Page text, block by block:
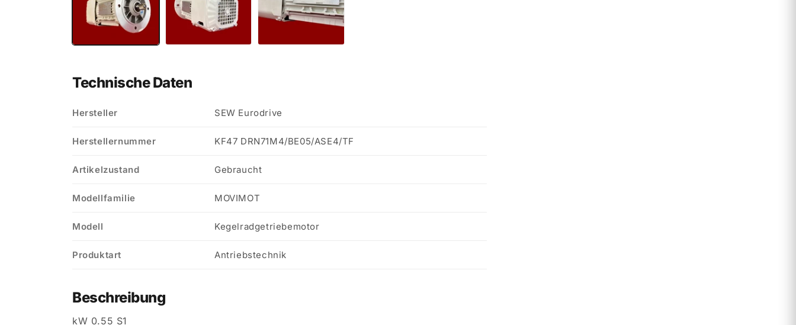
Technische Daten
Hersteller SEW Eurodrive
Herstellernummer KF47 DRN71M4/BE05/ASE4/TF
Artikelzustand Gebraucht
Modellfamilie MOVIMOT
Modell Kegelradgetriebemotor
Produktart Antriebstechnik
Beschreibung
kW 0.55 S1